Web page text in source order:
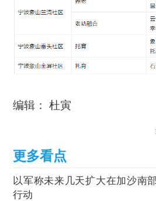
编辑： 杜寅
以军称未来几天扩大在加沙南
行动